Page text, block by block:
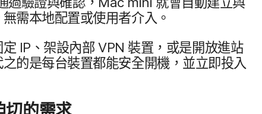
需​本地​配置​或​使用​者​介入。
定 IP 、​架​設​內部 VPN 裝置，​或​是​開放​進站​
的​是​每​台​裝置​都​能​安全​開機，​並​立即​投入​
切​的​需求